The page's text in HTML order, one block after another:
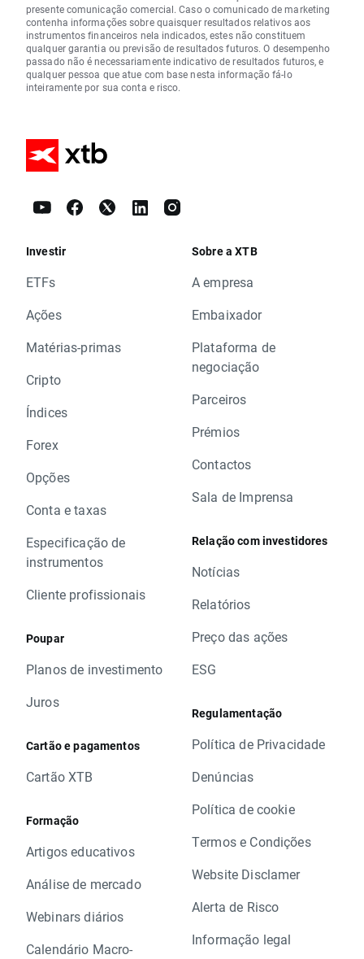
presente comunicação comercial. Caso o comunicado de marketing
contenha informações sobre quaisquer resultados relativos aos
instrumentos financeiros nela indicados, estes não constituem
qualquer garantia ou previsão de resultados futuros. O desempenho
passado não é necessariamente indicativo de resultados futuros, e
qualquer pessoa que atue com base nesta informação fá-lo
inteiramente por sua conta e risco.
Investir
ETFs
Ações
Matérias-primas
Cripto
Índices
Forex
Opções
Conta e taxas
Especificação de
instrumentos
Cliente profissionais
Poupar
Planos de investimento
Juros
Cartão e pagamentos
Cartão XTB
Formação
Artigos educativos
Análise de mercado
Webinars diários
Calendário Macro-
Sobre a XTB
A empresa
Embaixador
Plataforma de
negociação
Parceiros
Prémios
Contactos
Sala de Imprensa
Relação com investidores
Notícias
Relatórios
Preço das ações
ESG
Regulamentação
Política de Privacidade
Denúncias
Política de cookie
Termos e Condições
Website Disclamer
Alerta de Risco
Informação legal